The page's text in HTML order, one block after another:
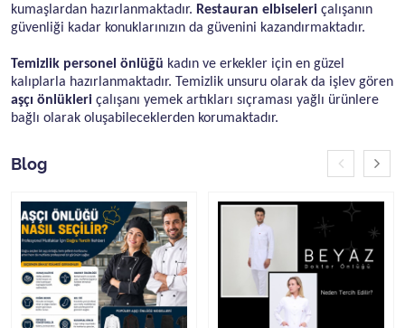
kumaşlardan hazırlanmaktadır. Restauran elbiseleri çalışanın
güvenliği kadar konuklarınızın da güvenini kazandırmaktadır.
Temizlik personel önlüğü kadın ve erkekler için en güzel
kalıplarla hazırlanmaktadır. Temizlik unsuru olarak da işlev gören
aşçı önlükleri çalışanı yemek artıkları sıçraması yağlı ürünlere
bağlı olarak oluşabileceklerden korumaktadır.
Blog